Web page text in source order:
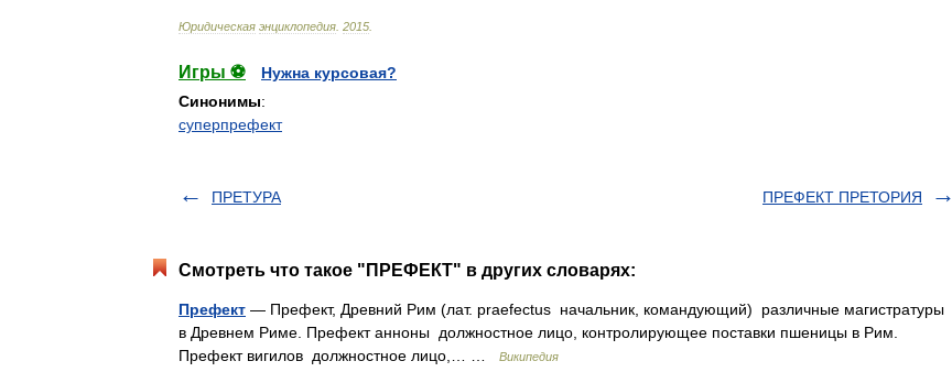
Юридическая энциклопедия 2015
Игры ⚽
Нужна курсовая?
Синонимы:
суперпрефект
ПРЕТУРА ПРЕФЕКТ ПРЕТОРИЯ
Смотреть что такое "ПРЕФЕКТ" в других словарях:
Префект — Префект, Древний Рим (лат. praefectus начальник, командующий) различные магистратуры
в Древнем Риме. Префект анноны должностное лицо, контролирующее поставки пшеницы в Рим.
Префект вигилов должностное лицо,… …
Википедия